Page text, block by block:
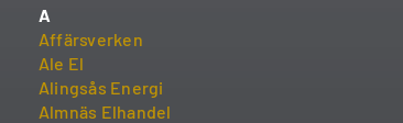
A
Affärsverken
Ale El
Alingsås Energi
Almnäs Elhandel